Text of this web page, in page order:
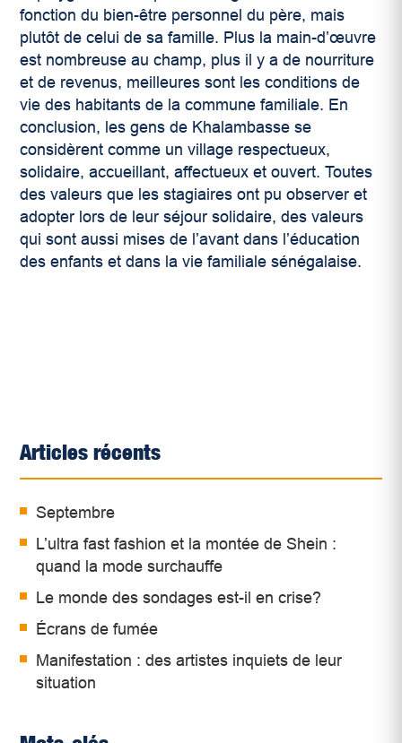
fonction du bien-être personnel du père, mais
plutôt de celui de sa famille. Plus la main-d’œuvre
est nombreuse au champ, plus il y a de nourriture
et de revenus, meilleures sont les conditions de
vie des habitants de la commune familiale. En
conclusion, les gens de Khalambasse se
considèrent comme un village respectueux,
solidaire, accueillant, affectueux et ouvert. Toutes
des valeurs que les stagiaires ont pu observer et
adopter lors de leur séjour solidaire, des valeurs
qui sont aussi mises de l’avant dans l’éducation
des enfants et dans la vie familiale sénégalaise.
Articles récents
Septembre
L’ultra fast fashion et la montée de Shein :
quand la mode surchauffe
Le monde des sondages est-il en crise?
Écrans de fumée
Manifestation : des artistes inquiets de leur
situation